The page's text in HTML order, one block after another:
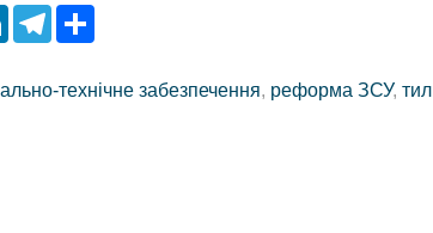
L
e
T
g
e
технічне забезпечення реформа ЗСУ, тил